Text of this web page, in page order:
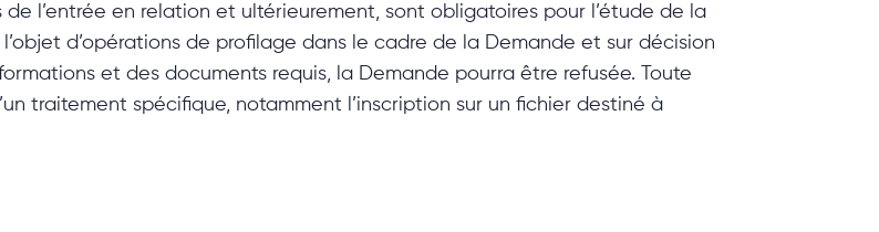
de l’entrée en relation et ultérieurement, sont obligatoires pour l’étude de la
d’opérations de profilage dans le cadre de la Demande et sur décision
et des documents requis, la Demande pourra être refusée. Toute
traitement spécifique, notamment l’inscription sur un fichier destiné à